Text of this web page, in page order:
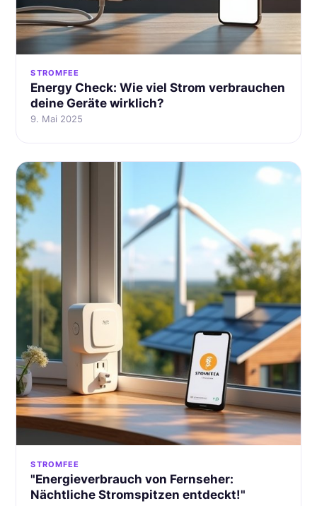
STROMFEE
Energy Check: Wie viel Strom verbrauchen
deine Geräte wirklich?
9. Mai 2025
STROMFEE
"Energieverbrauch von Fernseher:
Nächtliche Stromspitzen entdeckt!"